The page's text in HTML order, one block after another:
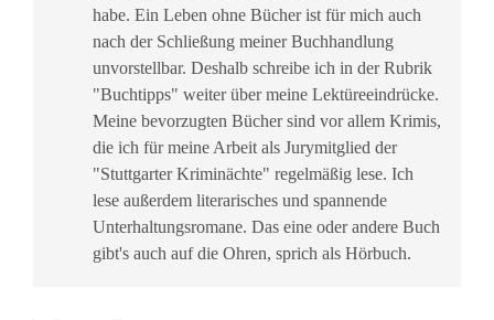
habe. Ein Leben ohne Bücher ist für mich auch
nach der Schließung meiner Buchhandlung
unvorstellbar. Deshalb schreibe ich in der Rubrik
"Buchtipps" weiter über meine Lektüreeindrücke.
Meine bevorzugten Bücher sind vor allem Krimis,
die ich für meine Arbeit als Jurymitglied der
"Stuttgarter Kriminächte" regelmäßig lese. Ich
lese außerdem literarisches und spannende
Unterhaltungsromane. Das eine oder andere Buch
gibt's auch auf die Ohren, sprich als Hörbuch.